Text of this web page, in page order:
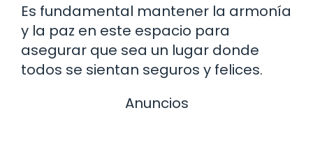
Es fundamental mantener la armonía
y la paz en este espacio para
asegurar que sea un lugar donde
todos se sientan seguros y felices.
Anuncios